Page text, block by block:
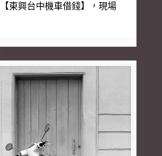
東興台中機車借錢】，現場